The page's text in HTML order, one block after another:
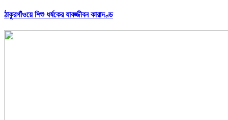
ঠাকুরগাঁওয়ে শিশু ধর্ষকের যাবজ্জীবন কারাদণ্ড